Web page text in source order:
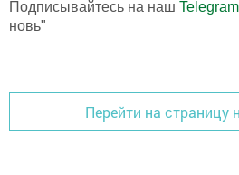
Подписывайтесь на наш
новь"
Перейти на страницу